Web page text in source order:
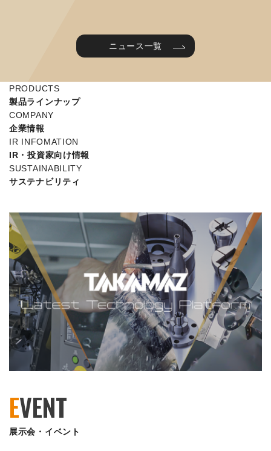
ニュース一覧
PRODUCTS
製品ラインナップ
COMPANY
企業情報
IR INFOMATION
IR・投資家向け情報
SUSTAINABILITY
サステナビリティ
EVENT
展示会・イベント